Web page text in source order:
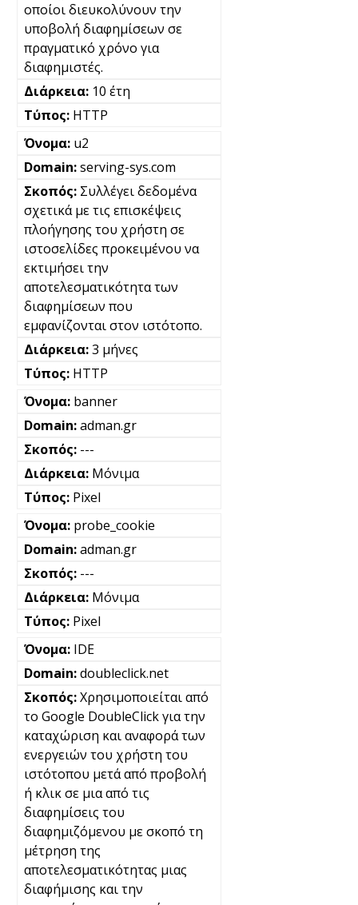
οποίοι διευκολύνουν την
υποβολή διαφημίσεων σε
πραγματικό χρόνο για
διαφημιστές.
10 έτη
HTTP
u2
serving-sys.com
Συλλέγει δεδομένα
σχετικά με τις επισκέψεις
πλοήγησης του χρήστη σε
ιστοσελίδες προκειμένου να
εκτιμήσει την
αποτελεσματικότητα των
διαφημίσεων που
εμφανίζονται στον ιστότοπο.
3 μήνες
HTTP
banner
adman.gr
---
Μόνιμα
Pixel
probe_cookie
adman.gr
---
Μόνιμα
Pixel
IDE
doubleclick.net
Χρησιμοποιείται από
το Google DoubleClick για την
καταχώριση και αναφορά των
ενεργειών του χρήστη του
ιστότοπου μετά από προβολή
ή κλικ σε μια από τις
διαφημίσεις του
διαφημιζόμενου με σκοπό τη
μέτρηση της
αποτελεσματικότητας μιας
διαφήμισης και την